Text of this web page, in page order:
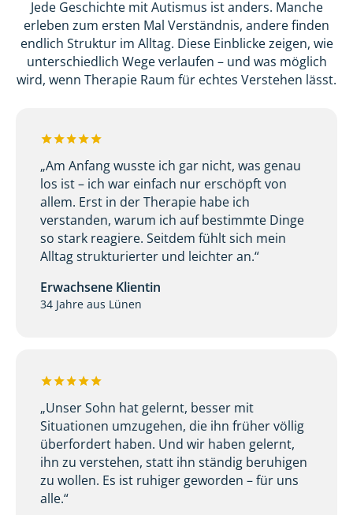
Jede Geschichte mit Autismus ist anders. Manche
erleben zum ersten Mal Verständnis, andere finden
endlich Struktur im Alltag. Diese Einblicke zeigen, wie
unterschiedlich Wege verlaufen – und was möglich
wird, wenn Therapie Raum für echtes Verstehen lässt.
„Am Anfang wusste ich gar nicht, was genau
los ist – ich war einfach nur erschöpft von
allem. Erst in der Therapie habe ich
verstanden, warum ich auf bestimmte Dinge
so stark reagiere. Seitdem fühlt sich mein
Alltag strukturierter und leichter an.“
Erwachsene Klientin
34 Jahre aus Lünen
„Unser Sohn hat gelernt, besser mit
Situationen umzugehen, die ihn früher völlig
überfordert haben. Und wir haben gelernt,
ihn zu verstehen, statt ihn ständig beruhigen
zu wollen. Es ist ruhiger geworden – für uns
alle.“